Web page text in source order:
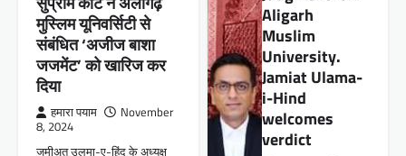
मुस्लिम यूनिवर्सिटी से
संबंधित ‘अजीज बाशा
जजमेंट’ को खारिज कर
दिया
हमारा पयाम
November
8, 2024
जमीअत उलमा-ए-हिंद के अध्यक्ष
Aligarh
Muslim
University.
Jamiat Ulama-
i-Hind
welcomes
verdict